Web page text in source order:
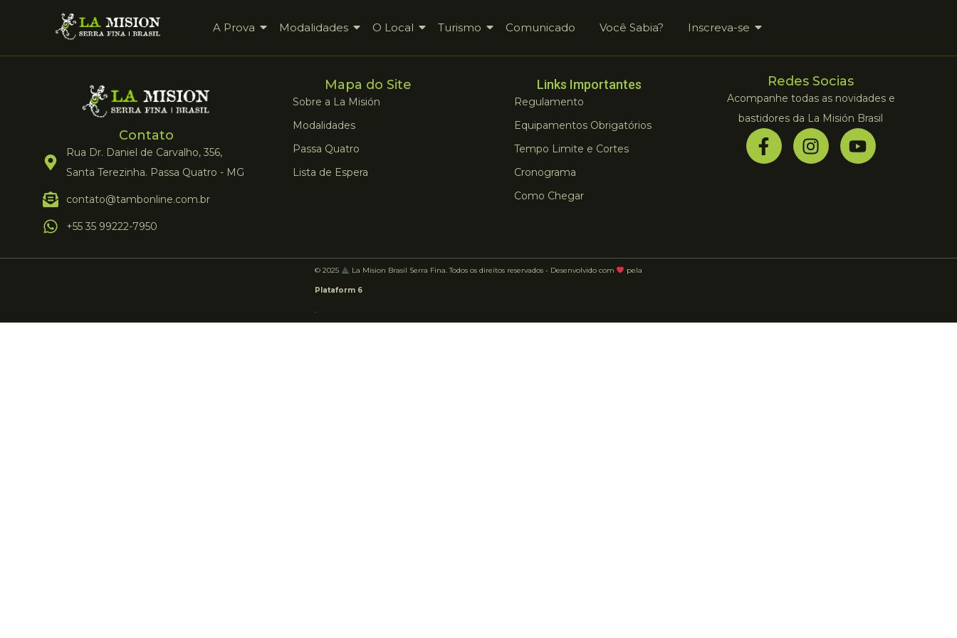
A Prova Modalidades O Local Turismo Comunicado Você Sabia? Inscreva-se
Contato
Rua Dr. Daniel de Carvalho, 356,
Santa Terezinha. Passa Quatro - MG
contato@tambonline.com.br
+55 35 99222-7950
Mapa do Site
Sobre a La Misión
Modalidades
Passa Quatro
Lista de Espera
Links Importantes
Regulamento
Equipamentos Obrigatórios
Tempo Limite e Cortes
Cronograma
Como Chegar
Redes Socias
Acompanhe todas as novidades e
bastidores da La Misión Brasil
© 2025 La Mision Brasil Serra Fina. Todos os direitos reservados - Desenvolvido com pela
Plataform 6
.